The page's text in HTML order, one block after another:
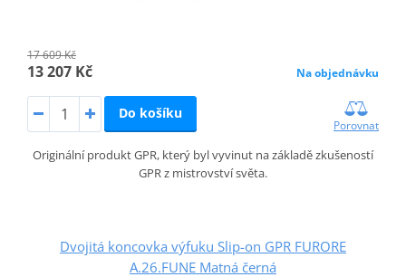
17 609 Kč
13 207 Kč Na objednávku
Do košíku
Porovnat
Originální produkt GPR, který byl vyvinut na základě zkušeností
GPR z mistrovství světa.
Dvojitá koncovka výfuku Slip-on GPR FURORE
A.26.FUNE Matná černá